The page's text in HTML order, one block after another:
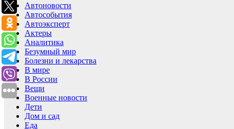
Автоновости
Автособытия
Автоэксперт
Актеры
Аналитика
Безумный мир
Болезни и лекарства
В мире
В России
Вещи
Военные новости
Дети
Дом и сад
Еда